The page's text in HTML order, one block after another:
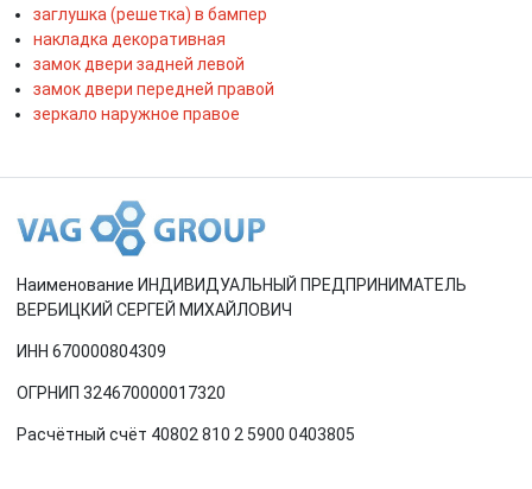
заглушка (решетка) в бампер
накладка декоративная
замок двери задней левой
замок двери передней правой
зеркало наружное правое
Наименование ИНДИВИДУАЛЬНЫЙ ПРЕДПРИНИМАТЕЛЬ
ВЕРБИЦКИЙ СЕРГЕЙ МИХАЙЛОВИЧ
ИНН 670000804309
ОГРНИП 324670000017320
Расчётный счёт 40802 810 2 5900 0403805